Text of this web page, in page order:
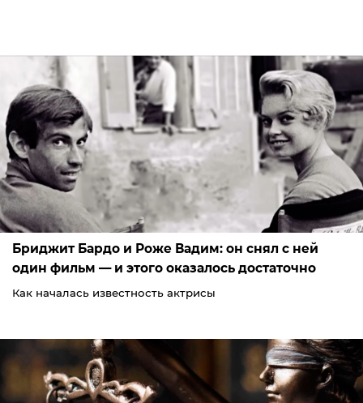
Бриджит Бардо и Роже Вадим: он снял с ней
один фильм — и этого оказалось достаточно
Как началась известность актрисы